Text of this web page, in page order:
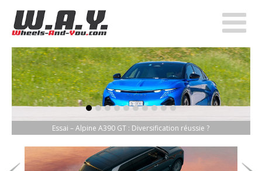
Essai – Alpine A390 GT : Diversification réussie ?
item-0
item-1
item-2
item-3
item-4
item-5
item-6
item-7
item-8
item-9